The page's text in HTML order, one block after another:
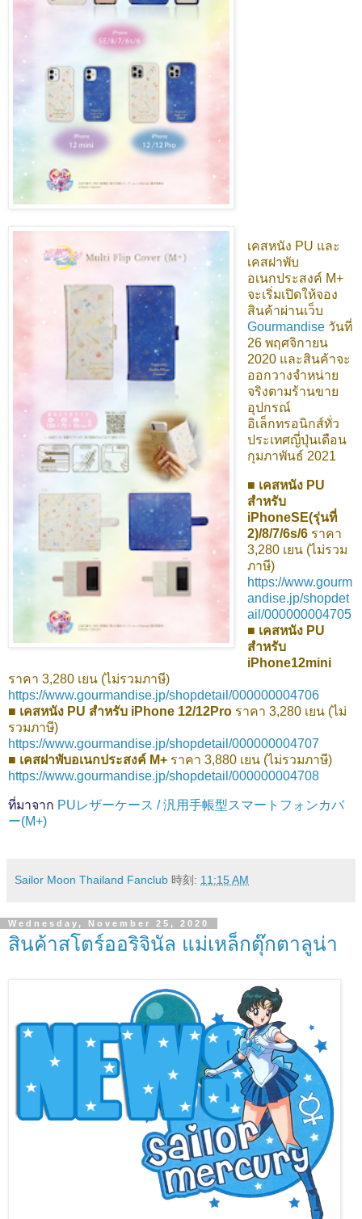
เคสหนัง PU และ
เคสฝาพับ
อเนกประสงค์ M+
จะเริ่มเปิดให้จอง
สินค้าผ่านเว็บ
Gourmandiseวันที่
26 พฤศจิกายน
2020 และสินค้าจะ
ออกวางจำหน่าย
จริงตามร้านขาย
อุปกรณ์
อิเล็กทรอนิกส์ทั่ว
ประเทศญี่ปุ่นเดือน
กุมภาพันธ์ 2021
■ เคสหนัง PU
สำหรับ
iPhoneSE(รุ่นที่
2)/8/7/6s/6 ราคา
3,280 เยน (ไม่รวม
ภาษี)
https://www.gourm
andise.jp/shopdet
ail/000000004705
■ เคสหนัง PU
สำหรับ
iPhone12mini
ราคา 3,280 เยน (ไม่รวมภาษี)
https://www.gourmandise.jp/shopdetail/000000004706
■ เคสหนัง PU สำหรับ iPhone 12/12Pro ราคา 3,280 เยน (ไม่
รวมภาษี)
https://www.gourmandise.jp/shopdetail/000000004707
■ เคสฝาพับอเนกประสงค์ M+ ราคา 3,880 เยน (ไม่รวมภาษี)
https://www.gourmandise.jp/shopdetail/000000004708
ที่มาจาก PUレザーケース / 汎用手帳型スマートフォンカバ
ー(M+)
Sailor Moon Thailand Fanclub 時刻: 11:15 AM
Wednesday, November 25, 2020
สินค้าสโตร์ออริจินัล แม่เหล็กตุ๊กตาลูน่า